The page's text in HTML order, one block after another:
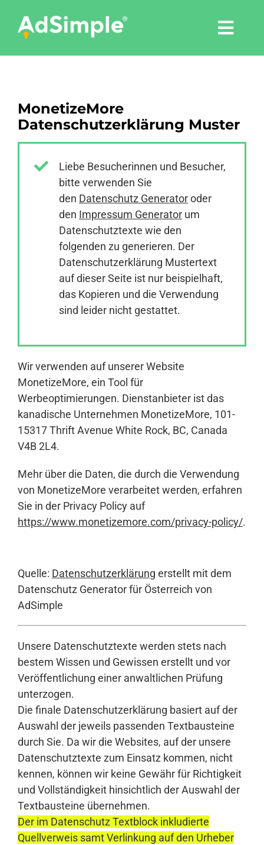
content
Tools
Pressemitteilungen
Anmelden
MonetizeMore
Datenschutzerklärung Muster
Liebe Besucherinnen und Besucher,
bitte verwenden Sie
den Datenschutz Generatoroder
den Impressum Generator um
Datenschutztexte wie den
folgenden zu generieren. Der
Datenschutzerklärung Mustertext
auf dieser Seite ist nur beispielhaft,
das Kopieren und die Verwendung
sind leider nicht gestattet.
Wir verwenden auf unserer Website
MonetizeMore, ein Tool für
Werbeoptimierungen. Dienstanbieter ist das
kanadische Unternehmen MonetizeMore, 101-
15317 Thrift Avenue White Rock, BC, Canada
V4B 2L4.
Mehr über die Daten, die durch die Verwendung
von MonetizeMore verarbeitet werden, erfahren
Sie in der Privacy Policy auf
https://www.monetizemore.com/privacy-policy/.
Quelle: Datenschutzerklärung erstellt mit dem
Datenschutz Generator für Österreich von
AdSimple
Unsere Datenschutztexte werden stets nach
bestem Wissen und Gewissen erstellt und vor
Veröffentlichung einer anwaltlichen Prüfung
unterzogen.
Die finale Datenschutzerklärung basiert auf der
Auswahl der jeweils passenden Textbausteine
durch Sie. Da wir die Websites, auf der unsere
Datenschutztexte zum Einsatz kommen, nicht
kennen, können wir keine Gewähr für Richtigkeit
und Vollständigkeit hinsichtlich der Auswahl der
Textbausteine übernehmen.
Der im Datenschutz Textblock inkludierte
Quellverweis samt Verlinkung auf den Urheber